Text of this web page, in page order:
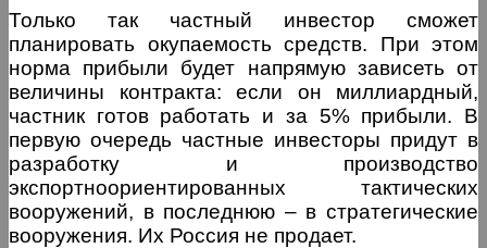
Только так частный инвестор сможет
планировать окупаемость средств. При этом
норма прибыли будет напрямую зависеть от
величины контракта: если он миллиардный,
частник готов работать и за 5% прибыли. В
первую очередь частные инвесторы придут в
разработку и производство
экспортноориентированных тактических
вооружений, в последнюю – в стратегические
вооружения. Их Россия не продает.